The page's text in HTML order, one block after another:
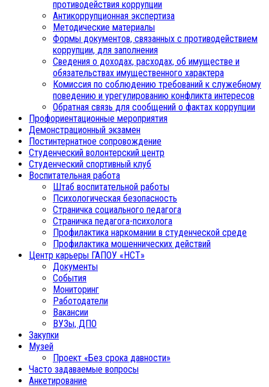
противодействия коррупции
Антикоррупционная экспертиза
Методические материалы
Формы документов, связанных с противодействием
коррупции, для заполнения
Сведения о доходах, расходах, об имуществе и
обязательствах имущественного характера
Комиссия по соблюдению требований к служебному
поведению и урегулированию конфликта интересов
Обратная связь для сообщений о фактах коррупции
Профориентационные мероприятия
Демонстрационный экзамен
Постинтернатное сопровождение
Студенческий волонтерский центр
Студенческий спортивный клуб
Воспитательная работа
Штаб воспитательной работы
Психологическая безопасность
Страничка социального педагога
Страничка педагога-психолога
Профилактика наркомании в студенческой среде
Профилактика мошеннических действий
Центр карьеры ГАПОУ «НСТ»
Документы
События
Мониторинг
Работодатели
Вакансии
ВУЗы, ДПО
Закупки
Музей
Проект «Без срока давности»
Часто задаваемые вопросы
Анкетирование